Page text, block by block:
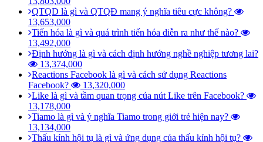
QTQD là gì và QTQĐ mang ý nghĩa tiêu cực không?
13,653,000
Tiến hóa là gì và quá trình tiến hóa diễn ra như thế nào?
13,492,000
Định hướng là gì và cách định hướng nghề nghiệp tương lai?
13,374,000
Reactions Facebook là gì và cách sử dụng Reactions
Facebook?
13,320,000
Like là gì và tầm quan trọng của nút Like trên Facebook?
13,178,000
Tiamo là gì và ý nghĩa Tiamo trong giới trẻ hiện nay?
13,134,000
Thấu kính hội tụ là gì và ứng dụng của thấu kính hội tụ?